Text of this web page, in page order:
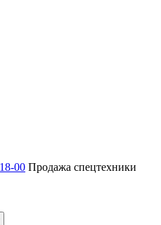
00 Продажа спецтехники